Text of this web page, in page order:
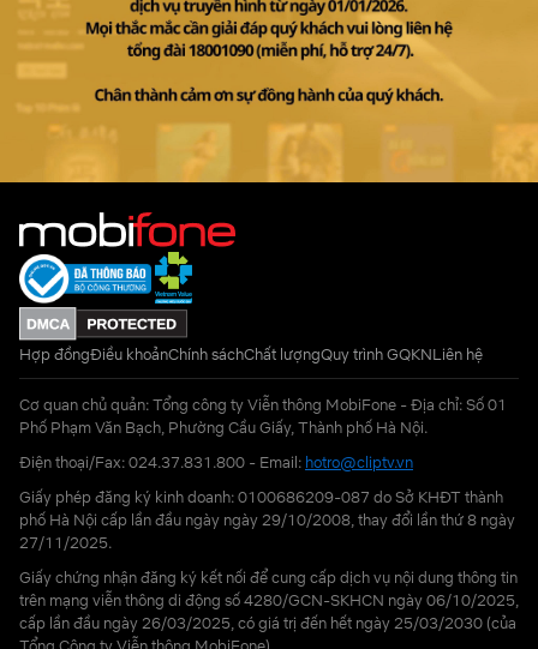
Hợp đồngĐiều khoảnChính sáchChất lượngQuy trình GQKNLiên hệ
Cơ quan chủ quản: Tổng công ty Viễn thông MobiFone - Địa chỉ: Số 01
Phố Phạm Văn Bạch, Phường Cầu Giấy, Thành phố Hà Nội.
Điện thoại/Fax: 024.37.831.800 - Email: hotro@cliptv.vn
Giấy phép đăng ký kinh doanh: 0100686209-087 do Sở KHĐT thành
phố Hà Nội cấp lần đầu ngày ngày 29/10/2008, thay đổi lần thứ 8 ngày
27/11/2025.
Giấy chứng nhận đăng ký kết nối để cung cấp dịch vụ nội dung thông tin
trên mạng viễn thông di động số 4280/GCN-SKHCN ngày 06/10/2025,
cấp lần đầu ngày 26/03/2025, có giá trị đến hết ngày 25/03/2030 (của